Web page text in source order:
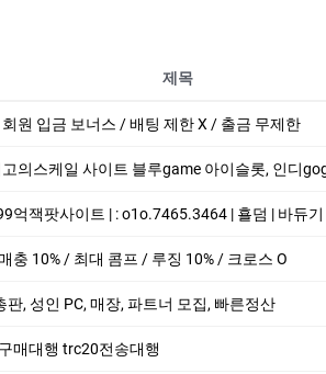
제목
원 입금 보너스 / 배팅 제한 X / 출금 무제한
의스케일 사이트 블루game 아이슬­롯, 인디
억잭­팟사이트 | : o1o.7465.3464 | 횰덤 | 바듀기
충 10% / 최대 콤프 / 루징 10% / 크로스 O
판, 성인 PC, 매장, 파트너 모집, 빠른정산
매대행 trc20전송대행